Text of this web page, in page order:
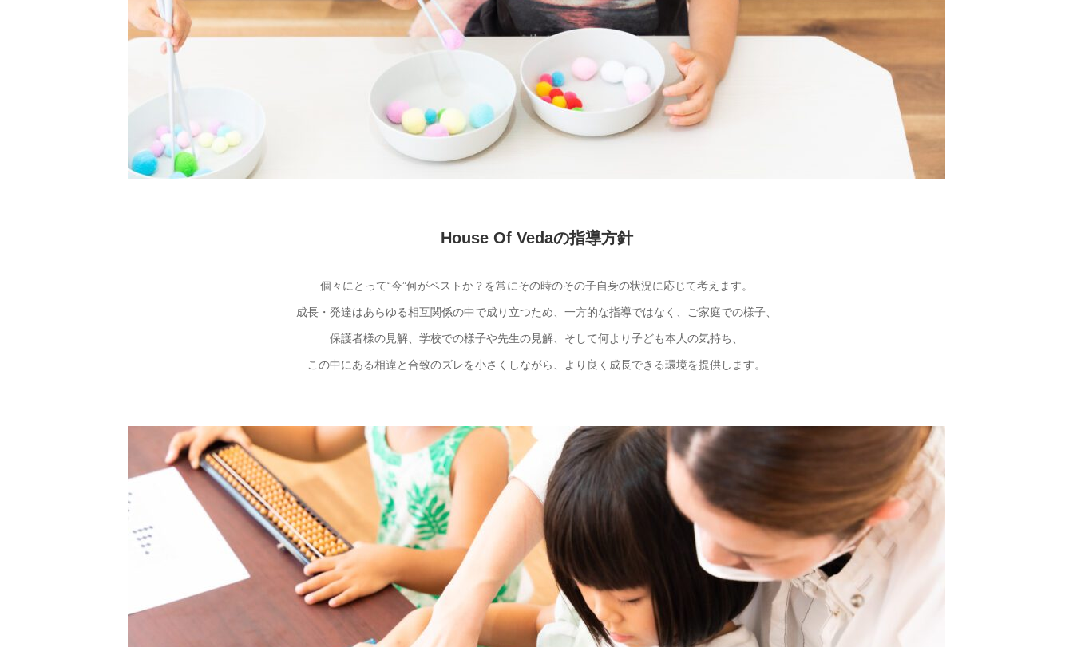
House Of Vedaの指導方針
個々にとって“今”何がベストか？を常にその時のその子自身の状況に応じて考えます。
成長・発達はあらゆる相互関係の中で成り立つため、一方的な指導ではなく、ご家庭での様子、
保護者様の見解、学校での様子や先生の見解、そして何より子ども本人の気持ち、
この中にある相違と合致のズレを小さくしながら、より良く成長できる環境を提供します。